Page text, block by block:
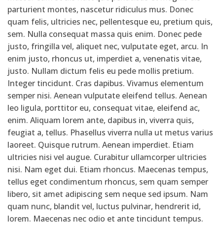
parturient montes, nascetur ridiculus mus. Donec
quam felis, ultricies nec, pellentesque eu, pretium quis,
sem. Nulla consequat massa quis enim. Donec pede
justo, fringilla vel, aliquet nec, vulputate eget, arcu. In
enim justo, rhoncus ut, imperdiet a, venenatis vitae,
justo. Nullam dictum felis eu pede mollis pretium.
Integer tincidunt. Cras dapibus. Vivamus elementum
semper nisi. Aenean vulputate eleifend tellus. Aenean
leo ligula, porttitor eu, consequat vitae, eleifend ac,
enim. Aliquam lorem ante, dapibus in, viverra quis,
feugiat a, tellus. Phasellus viverra nulla ut metus varius
laoreet. Quisque rutrum. Aenean imperdiet. Etiam
ultricies nisi vel augue. Curabitur ullamcorper ultricies
nisi. Nam eget dui. Etiam rhoncus. Maecenas tempus,
tellus eget condimentum rhoncus, sem quam semper
libero, sit amet adipiscing sem neque sed ipsum. Nam
quam nunc, blandit vel, luctus pulvinar, hendrerit id,
lorem. Maecenas nec odio et ante tincidunt tempus.